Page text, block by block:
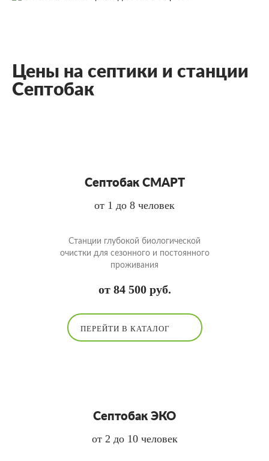
Цены на септики и станции
Септобак
Септобак СМАРТ
от 1 до 8 человек
Cтанции глубокой биологической
очистки для сезонного и постоянного
проживания
от 84 500 руб.
ПЕРЕЙТИ В КАТАЛОГ
Септобак ЭКО
от 2 до 10 человек